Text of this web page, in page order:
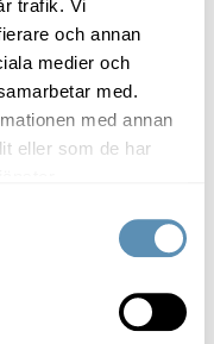
trafik. Vi
och annan
medier och
med.
med annan
eller som de har